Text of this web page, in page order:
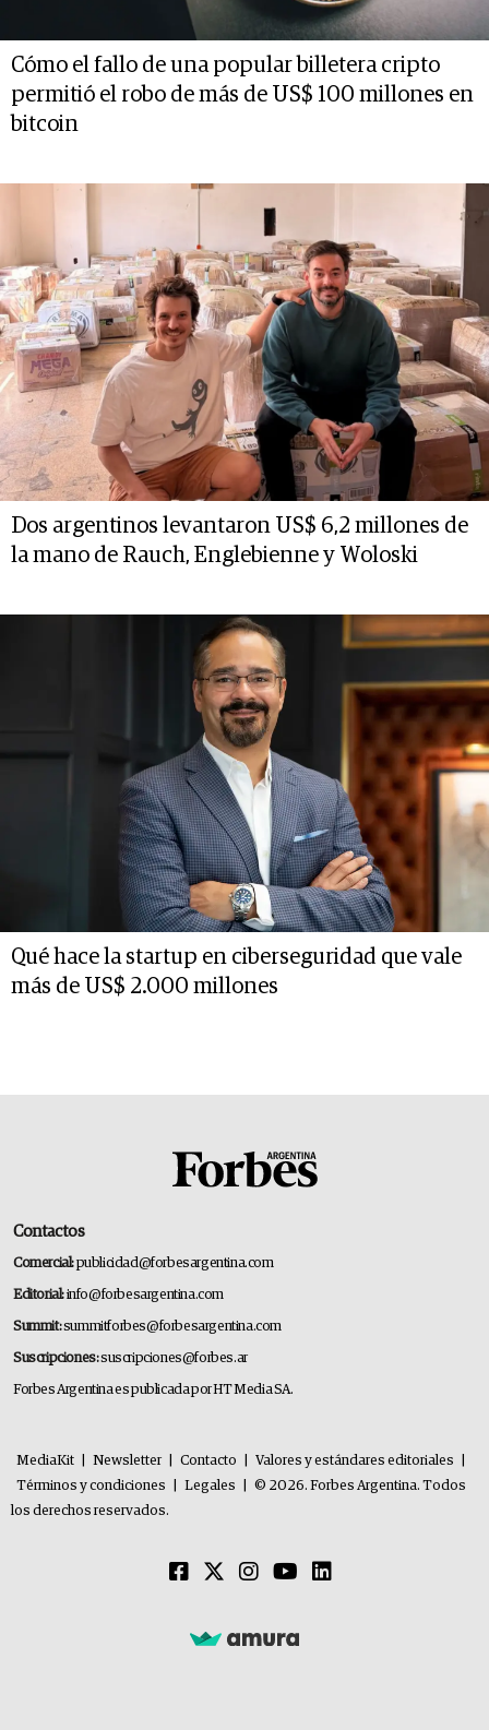
Cómo el fallo de una popular billetera cripto
permitió el robo de más de US$ 100 millones en
bitcoin
Dos argentinos levantaron US$ 6,2 millones de
la mano de Rauch, Englebienne y Woloski
Qué hace la startup en ciberseguridad que vale
más de US$ 2.000 millones
Contactos
Comercial:publicidad@forbesargentina.com
Editorial:info@forbesargentina.com
Summit:summitforbes@forbesargentina.com
Suscripciones:suscripciones@forbes.ar
Forbes Argentina es publicada por HT Media SA.
MediaKit Newsletter Contacto Valores y estándares editoriales
Términos y condiciones
Legales
© 2026. Forbes Argentina. Todos
los derechos reservados.